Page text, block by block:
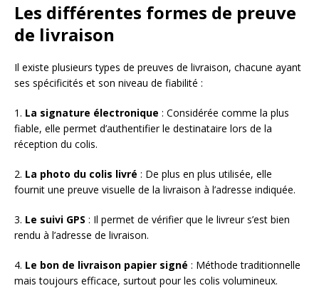
Les différentes formes de preuve
de livraison
Il existe plusieurs types de preuves de livraison, chacune ayant
ses spécificités et son niveau de fiabilité :
1. La signature électronique : Considérée comme la plus
fiable, elle permet d’authentifier le destinataire lors de la
réception du colis.
2. La photo du colis livré : De plus en plus utilisée, elle
fournit une preuve visuelle de la livraison à l’adresse indiquée.
3. Le suivi GPS : Il permet de vérifier que le livreur s’est bien
rendu à l’adresse de livraison.
4. Le bon de livraison papier signé : Méthode traditionnelle
mais toujours efficace, surtout pour les colis volumineux.